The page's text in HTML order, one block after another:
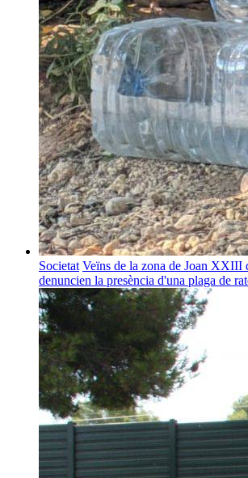
Societat Veïns de la zona de Joan XXIII
denuncien la presència d'una plaga de